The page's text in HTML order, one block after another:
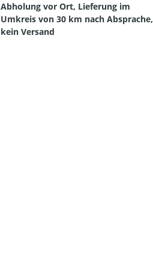
Abholung vor Ort, Lieferung im
Umkreis von 30 km nach Absprache,
kein Versand